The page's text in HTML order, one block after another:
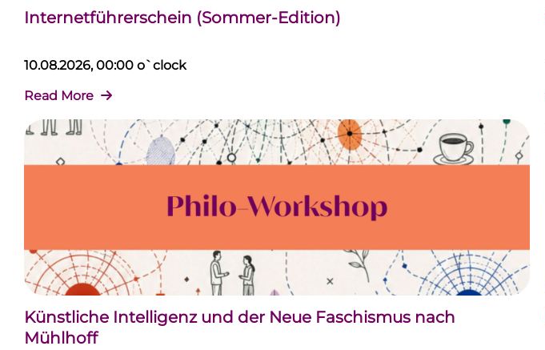
Internetführerschein (Sommer-Edition)
10.08.2026, 00:00 o`clock
Read More
Künstliche Intelligenz und der Neue Faschismus nach
Mühlhoff